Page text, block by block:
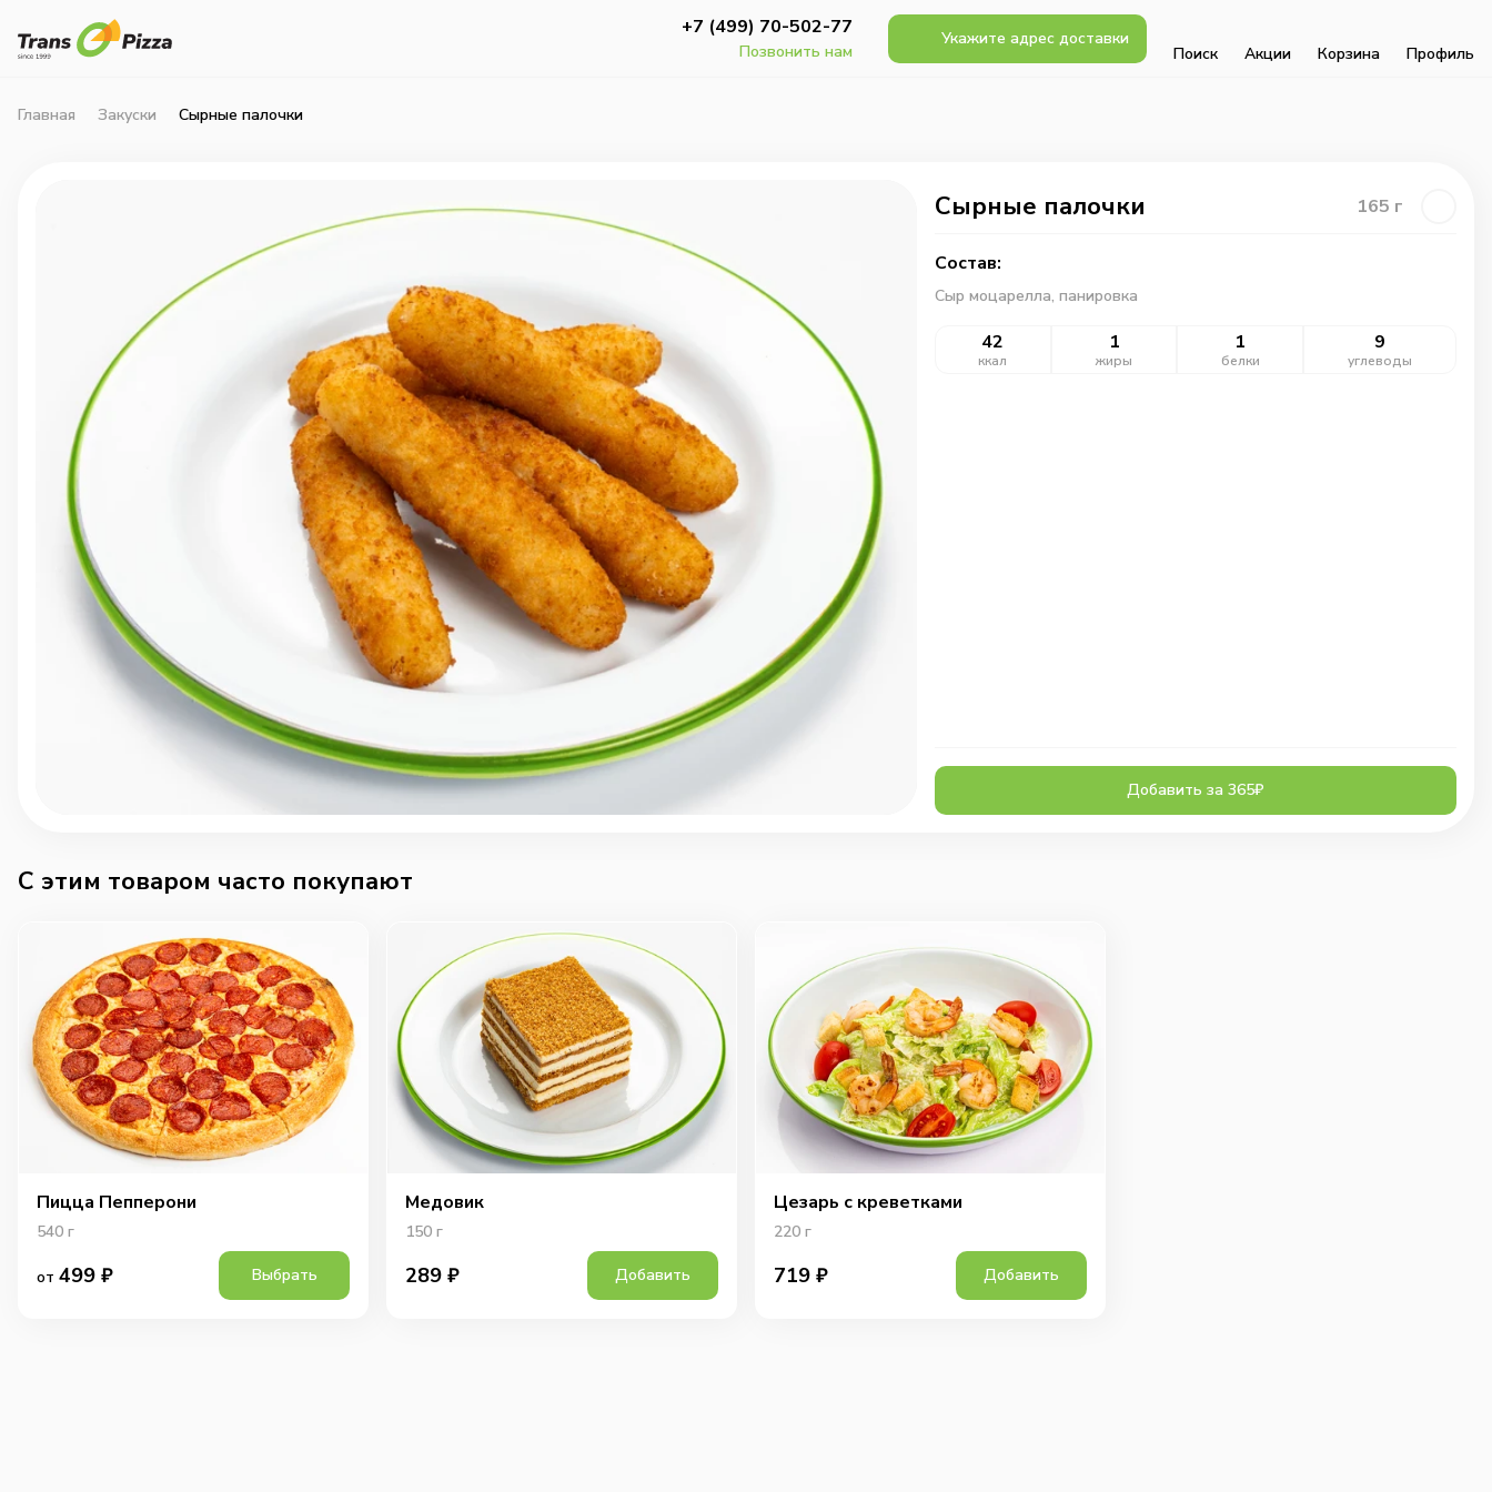
+7 (499) 70-502-77
Позвонить нам
Укажите адрес доставки
Поиск Акции Корзина Профиль
Главная Закуски Сырные палочки
Сырные палочки 165 г
Состав:
Сыр моцарелла, панировка
42
ккал
1
жиры
1
белки
9
углеводы
Добавить за 365₽
C этим товаром часто покупают
Пицца Пепперони
540 г
от 499 ₽ Выбрать
Медовик
150 г
289 ₽ Добавить
Цезарь с креветками
220 г
719 ₽ Добавить